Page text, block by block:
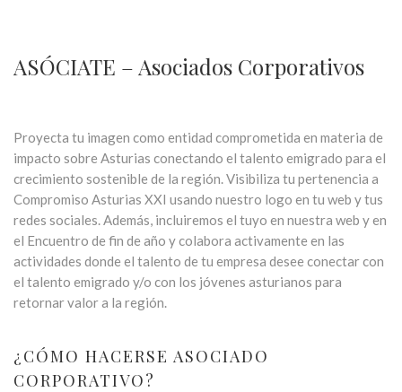
ASÓCIATE – Asociados Corporativos
Proyecta tu imagen como entidad comprometida en materia de
impacto sobre Asturias conectando el talento emigrado para el
crecimiento sostenible de la región. Visibiliza tu pertenencia a
Compromiso Asturias XXI usando nuestro logo en tu web y tus
redes sociales. Además, incluiremos el tuyo en nuestra web y en
el Encuentro de fin de año y colabora activamente en las
actividades donde el talento de tu empresa desee conectar con
el talento emigrado y/o con los jóvenes asturianos para
retornar valor a la región.
¿CÓMO HACERSE ASOCIADO
CORPORATIVO?